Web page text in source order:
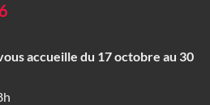
accueille du 17 octobre au 30